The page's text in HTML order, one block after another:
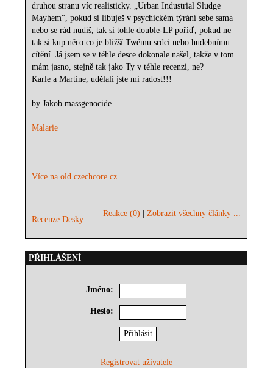
druhou stranu víc realisticky. „Urban Industrial Sludge
Mayhem“, pokud si libuješ v psychickém týrání sebe sama
nebo se rád nudíš, tak si tohle double-LP pořiď, pokud ne
tak si kup něco co je bližší Twému srdci nebo hudebnímu
cítění. Já jsem se v téhle desce dokonale našel, takže v tom
mám jasno, stejně tak jako Ty v téhle recenzi, ne?
Karle a Martine, udělali jste mi radost!!!
by Jakob massgenocide
Malarie
Více na old.czechcore.cz
Recenze Desky
Reakce (0) |Zobrazit všechny články ...
PŘIHLÁŠENÍ
Jméno:
Heslo:
Registrovat uživatele